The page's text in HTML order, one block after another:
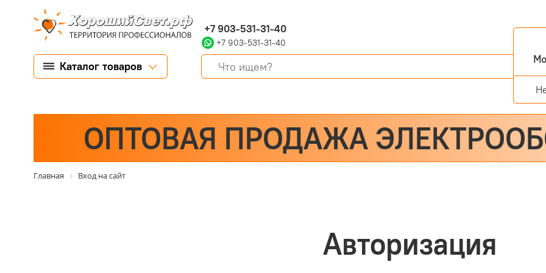
+7 903-531-31-40
+7 903-531-31-40
Каталог товаров
ОПТОВАЯ ПРОДАЖА
Главная Вход на сайт
Авторизация